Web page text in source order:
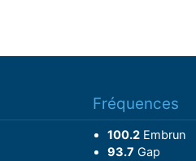
Fréquences
100.2Embrun
93.7 Gap